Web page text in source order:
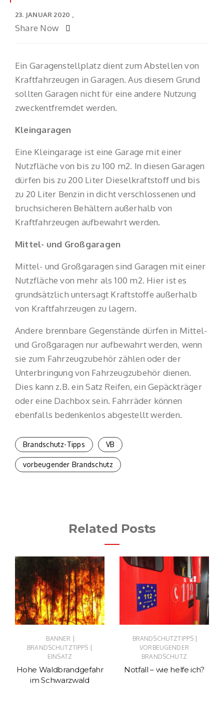
23. JANUAR 2020
Share Now
Ein Garagenstellplatz dient zum Abstellen von
Kraftfahrzeugen in Garagen. Aus diesem Grund
sollten Garagen nicht für eine andere Nutzung
zweckentfremdet werden.
Kleingaragen
Eine Kleingarage ist eine Garage mit einer
Nutzfläche von bis zu 100 m2. In diesen Garagen
dürfen bis zu 200 Liter Dieselkraftstoff und bis
zu 20 Liter Benzin in dicht verschlossenen und
bruchsicheren Behältern außerhalb von
Kraftfahrzeugen aufbewahrt werden.
Mittel- und Großgaragen
Mittel- und Großgaragen sind Garagen mit einer
Nutzfläche von mehr als 100 m2. Hier ist es
grundsätzlich untersagt Kraftstoffe außerhalb
von Kraftfahrzeugen zu lagern.
Andere brennbare Gegenstände dürfen in Mittel-
und Großgaragen nur aufbewahrt werden, wenn
sie zum Fahrzeugzubehör zählen oder der
Unterbringung von Fahrzeugzubehör dienen.
Dies kann z.B. ein Satz Reifen, ein Gepäckträger
oder eine Dachbox sein. Fahrräder können
ebenfalls bedenkenlos abgestellt werden.
Brandschutz-Tipps VB
vorbeugender Brandschutz
Related Posts
BANNER |
BRANDSCHUTZTIPPS |
EINSATZ
Hohe Waldbrandgefahr
im Schwarzwald
BRANDSCHUTZTIPPS |
VORBEUGENDER
BRANDSCHUTZ
Notfall – wie helfe ich?